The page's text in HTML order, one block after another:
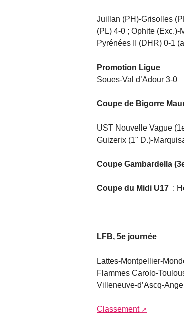
Juillan (PH)-Grisolles
(PL) 4-0 ; Ophite
Pyrénées II (DHR) 0-1
Promotion Ligue
Soues-Val d’Adour 3-0
Coupe de Bigorre
UST Nouvelle Vague
Guizerix (1" D.)-
Coupe Gambardella
Coupe du Midi U17 :
LFB, 5e journée
Lattes-Montpellier-
Flammes Carolo-
Villeneuve-d’Ascq-
Classement